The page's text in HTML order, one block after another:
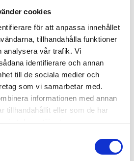
cookies
för att anpassa innehållet
tillhandahålla funktioner
analysera vår trafik. Vi
identifierare och annan
till de sociala medier och
som vi samarbetar med.
informationen med annan
tillhandahållit eller som de har
deras tjänster.
KÄRRA BASIC, 250KG
Magasinkärra / Pirra